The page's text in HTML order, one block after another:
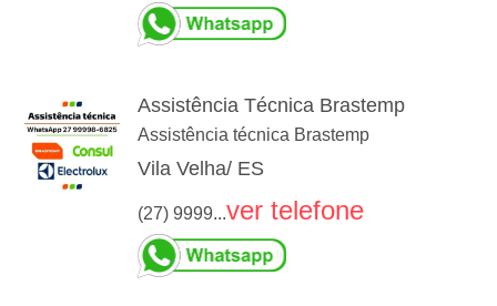
Assistência Técnica Brastemp
Assistência técnica Brastemp
Vila Velha/ ES
(27) 9999...ver telefone